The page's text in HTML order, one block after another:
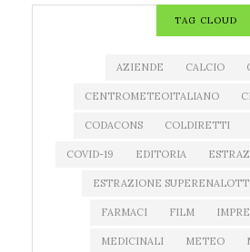
TAG CLOUD
AZIENDE CALCIO
CENTROMETEOITALIANO
CODACONS COLDIRETTI
COVID-19 EDITORIA
ESTRAZIONE
FARMACI FILM
MEDICINALI METEO